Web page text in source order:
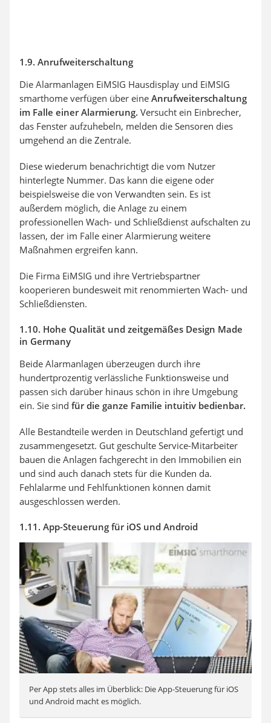
1.9. Anrufweiterschaltung
Die Alarmanlagen EiMSIG Hausdisplay und EiMSIG
smarthome verfügen über eine Anrufweiterschaltung
im Falle einer Alarmierung. Versucht ein Einbrecher,
das Fenster aufzuhebeln, melden die Sensoren dies
umgehend an die Zentrale.
Diese wiederum benachrichtigt die vom Nutzer
hinterlegte Nummer. Das kann die eigene oder
beispielsweise die von Verwandten sein. Es ist
außerdem möglich, die Anlage zu einem
professionellen Wach- und Schließdienst aufschalten zu
lassen, der im Falle einer Alarmierung weitere
Maßnahmen ergreifen kann.
Die Firma EiMSIG und ihre Vertriebspartner
kooperieren bundesweit mit renommierten Wach- und
Schließdiensten.
1.10. Hohe Qualität und zeitgemäßes Design Made
in Germany
Beide Alarmanlagen überzeugen durch ihre
hundertprozentig verlässliche Funktionsweise und
passen sich darüber hinaus schön in ihre Umgebung
ein. Sie sind für die ganze Familie intuitiv bedienbar.
Alle Bestandteile werden in Deutschland gefertigt und
zusammengesetzt. Gut geschulte Service-Mitarbeiter
bauen die Anlagen fachgerecht in den Immobilien ein
und sind auch danach stets für die Kunden da.
Fehlalarme und Fehlfunktionen können damit
ausgeschlossen werden.
1.11. App-Steuerung für iOS und Android
Per App stets alles im Überblick: Die App-Steuerung für iOS
und Android macht es möglich.